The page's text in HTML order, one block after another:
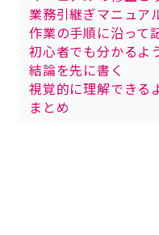
業務引継ぎマニュア
作業の手順に沿って
初心者でも分かるよ
結論を先に書く
視覚的に理解できる
まとめ